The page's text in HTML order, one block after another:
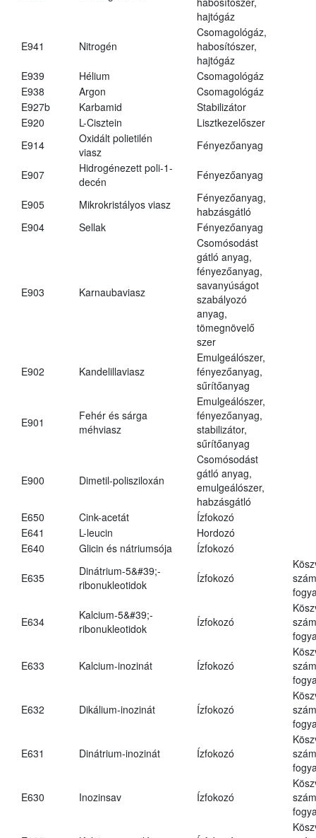
hajtógáz
E941 Nitrogén
Csomagológáz,
habosítószer,
hajtógáz
E939
Hélium
Csomagológáz
E938
Argon
Csomagológáz
E927b
Karbamid
Stabilizátor
E920
L-Cisztein
Lisztkezelőszer
E914
Oxidált polietilén
viasz
Fényezőanyag
E907
Hidrogénezett poli-1-
decén
Fényezőanyag
E905 Mikrokristályos viasz
Fényezőanyag,
habzásgátló
E904
Sellak Fényezőanyag
E903 Karnaubaviasz
Csomósodást
gátló anyag,
fényezőanyag,
savanyúságot
szabályozó
anyag,
tömegnövelő
szer
E902 Kandelillaviasz
Emulgeálószer,
fényezőanyag,
sűrítőanyag
E901
Fehér és sárga
méhviasz
Emulgeálószer,
fényezőanyag,
stabilizátor,
sűrítőanyag
E900 Dimetil-polisziloxán
Csomósodást
gátló anyag,
emulgeálószer,
habzásgátló
E650
Cink-acetát
Ízfokozó
E641
L-leucin
Hordozó
E640
Glicin és nátriumsója Ízfokozó
E635
Dinátrium-5&#39;-
ribonukleotidok
Ízfokozó
E634
Kalcium-5&#39;-
ribonukleotidok
Ízfokozó
E633 Kalcium-inozinát Ízfokozó
E632 Dikálium-inozinát Ízfokozó
E631 Dinátrium-inozinát Ízfokozó
E630 Inozinsav Ízfokozó